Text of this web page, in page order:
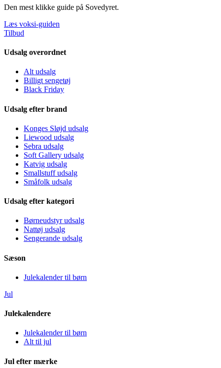
Den mest klikke guide på Sovedyret.
Læs voksi-guiden
Tilbud
Udsalg overordnet
Alt udsalg
Billigt sengetøj
Black Friday
Udsalg efter brand
Konges Sløjd udsalg
Liewood udsalg
Sebra udsalg
Soft Gallery udsalg
Katvig udsalg
Smallstuff udsalg
Småfolk udsalg
Udsalg efter kategori
Børneudstyr udsalg
Nattøj udsalg
Sengerande udsalg
Sæson
Julekalender til børn
Jul
Julekalendere
Julekalender til børn
Alt til jul
Jul efter mærke